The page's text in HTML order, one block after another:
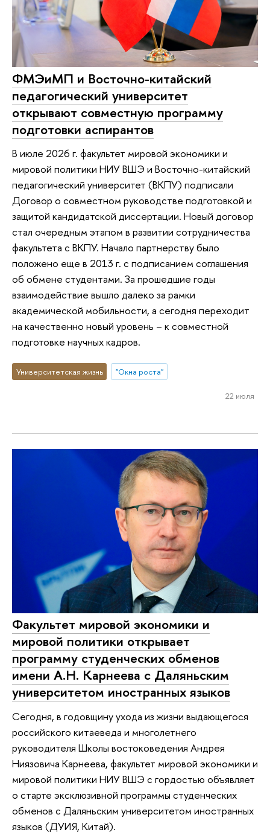
ФМЭиМП и Восточно-китайский
педагогический университет
открывают совместную программу
подготовки аспирантов
В июле 2026 г. факультет мировой экономики и
мировой политики НИУ ВШЭ и Восточно-китайский
педагогический университет (ВКПУ) подписали
Договор о совместном руководстве подготовкой и
защитой кандидатской диссертации. Новый договор
стал очередным этапом в развитии сотрудничества
факультета с ВКПУ. Начало партнерству было
положено еще в 2013 г. с подписанием соглашения
об обмене студентами. За прошедшие годы
взаимодействие вышло далеко за рамки
академической мобильности, а сегодня переходит
на качественно новый уровень – к совместной
подготовке научных кадров.
Университетская жизнь "Окна роста"
22 июля
Факультет мировой экономики и
мировой политики открывает
программу студенческих обменов
имени А.Н. Карнеева с Даляньским
университетом иностранных языков
Сегодня, в годовщину ухода из жизни выдающегося
российского китаеведа и многолетнего
руководителя Школы востоковедения Андрея
Ниязовича Карнеева, факультет мировой экономики и
мировой политики НИУ ВШЭ с гордостью объявляет
о старте эксклюзивной программы студенческих
обменов с Даляньским университетом иностранных
языков (ДУИЯ, Китай).